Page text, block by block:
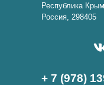
Республика Крым,
Россия, 298405
+ 7 (978)